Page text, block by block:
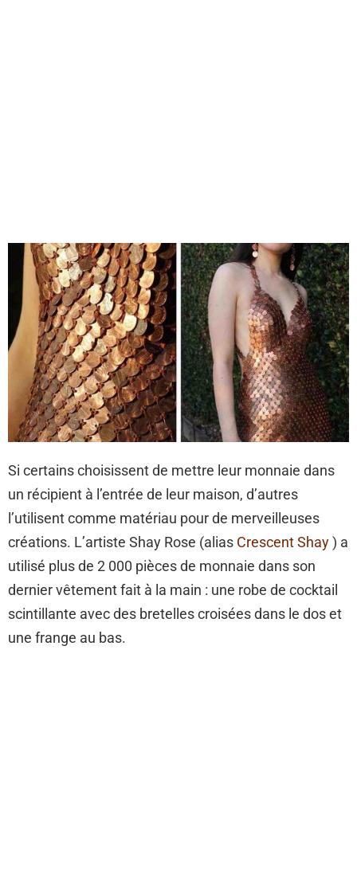
Si certains choisissent de mettre leur monnaie dans
un récipient à l’entrée de leur maison, d’autres
l’utilisent comme matériau pour de merveilleuses
créations. L’artiste Shay Rose (alias Crescent Shay) a
utilisé plus de 2 000 pièces de monnaie dans son
dernier vêtement fait à la main : une robe de cocktail
scintillante avec des bretelles croisées dans le dos et
une frange au bas.